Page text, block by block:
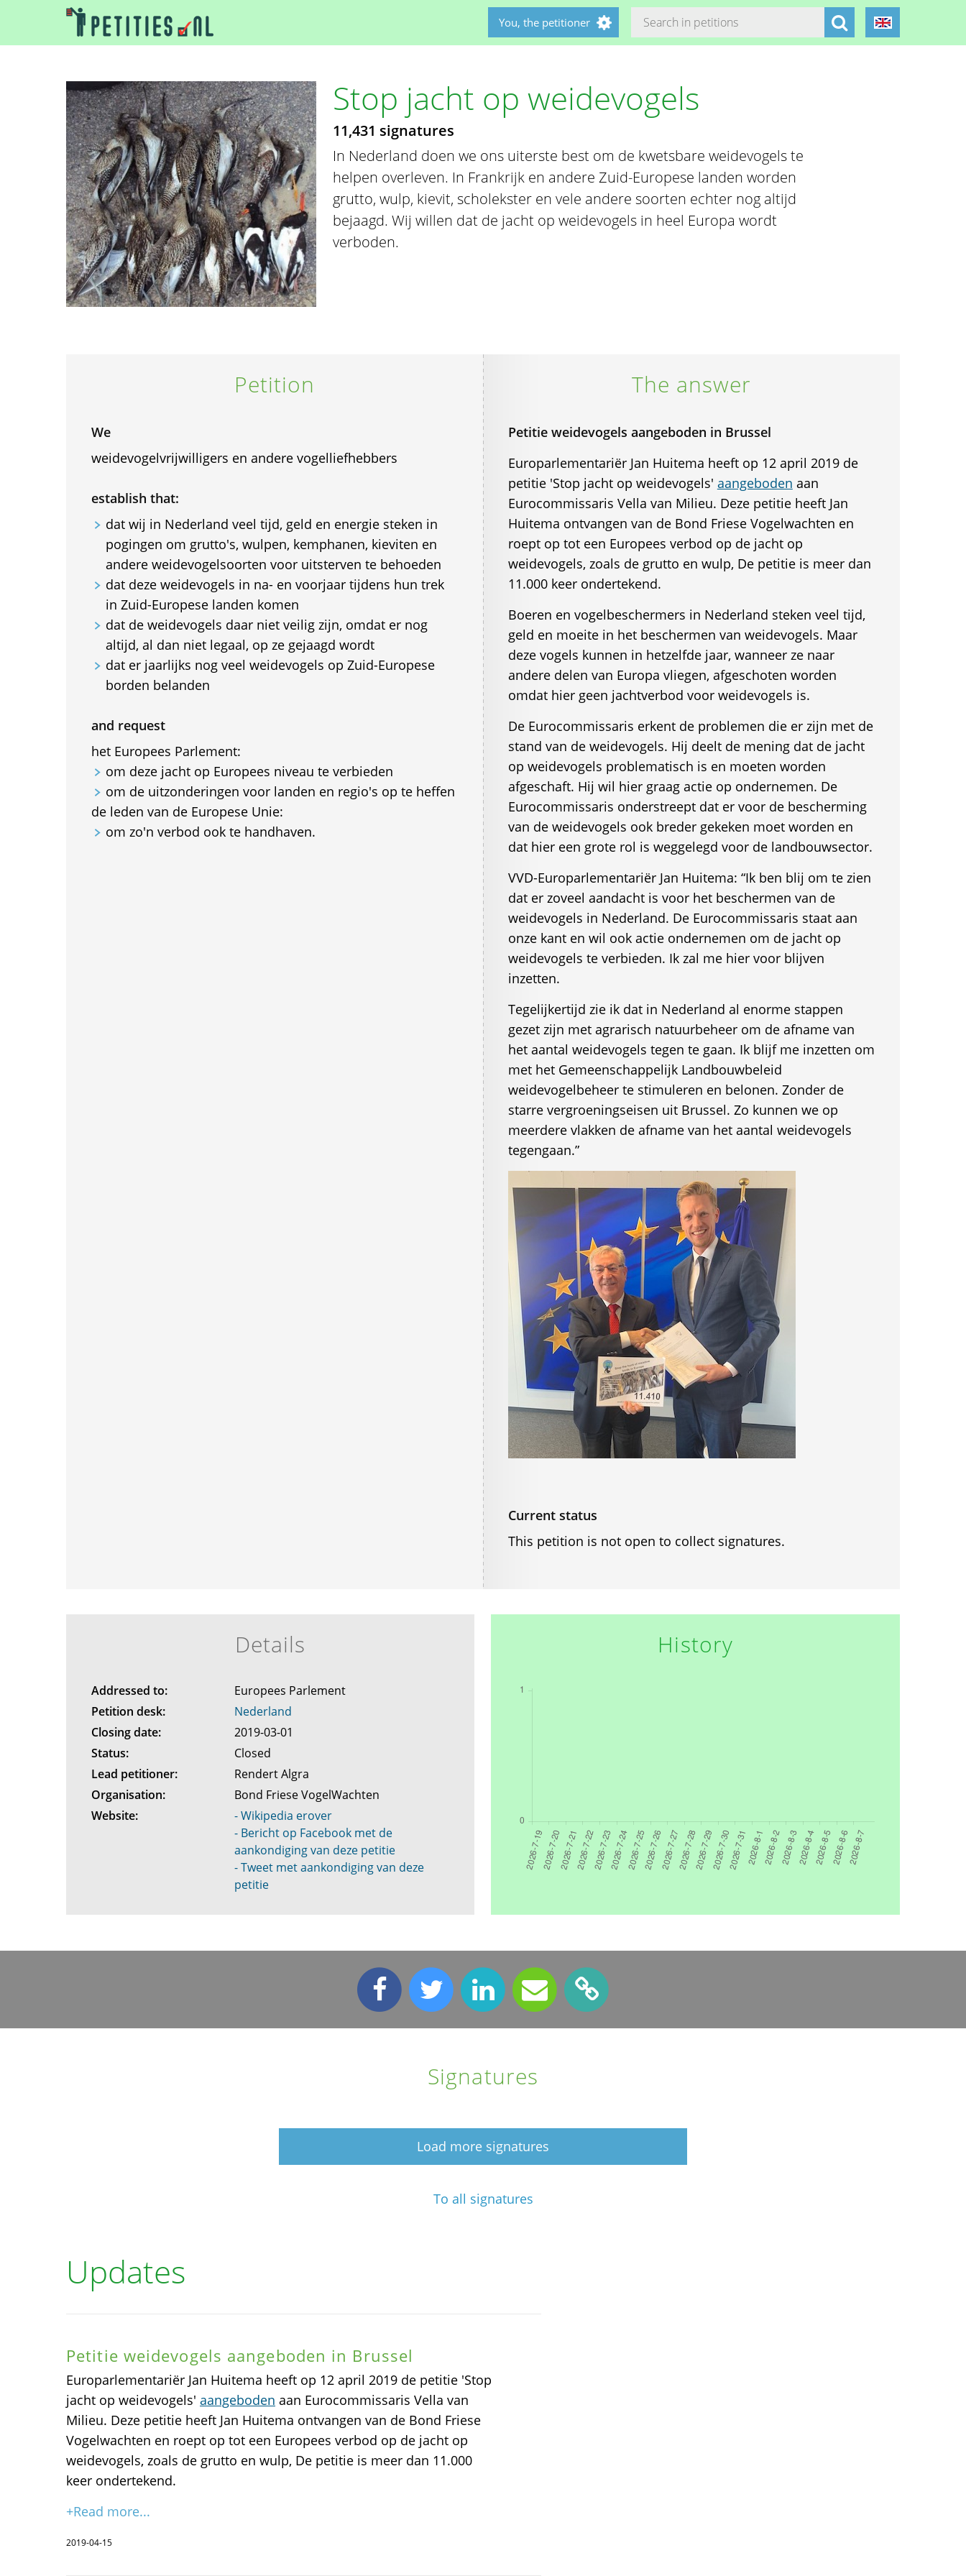
You, the petitioner
Stop jacht op weidevogels
11,431 signatures
In Nederland doen we ons uiterste best om de kwetsbare weidevogels te
helpen overleven. In Frankrijk en andere Zuid-Europese landen worden
grutto, wulp, kievit, scholekster en vele andere soorten echter nog altijd
bejaagd. Wij willen dat de jacht op weidevogels in heel Europa wordt
verboden.
Petition
We
weidevogelvrijwilligers en andere vogelliefhebbers
establish that:
dat wij in Nederland veel tijd, geld en energie steken in
pogingen om grutto's, wulpen, kemphanen, kieviten en
andere weidevogelsoorten voor uitsterven te behoeden
dat deze weidevogels in na- en voorjaar tijdens hun trek
in Zuid-Europese landen komen
dat de weidevogels daar niet veilig zijn, omdat er nog
altijd, al dan niet legaal, op ze gejaagd wordt
dat er jaarlijks nog veel weidevogels op Zuid-Europese
borden belanden
and request
het Europees Parlement:
om deze jacht op Europees niveau te verbieden
om de uitzonderingen voor landen en regio's op te heffen
de leden van de Europese Unie:
om zo'n verbod ook te handhaven.
The answer
Petitie weidevogels aangeboden in Brussel
Europarlementariër Jan Huitema heeft op 12 april 2019 de
petitie 'Stop jacht op weidevogels' aangeboden aan
Eurocommissaris Vella van Milieu. Deze petitie heeft Jan
Huitema ontvangen van de Bond Friese Vogelwachten en
roept op tot een Europees verbod op de jacht op
weidevogels, zoals de grutto en wulp, De petitie is meer dan
11.000 keer ondertekend.
Boeren en vogelbeschermers in Nederland steken veel tijd,
geld en moeite in het beschermen van weidevogels. Maar
deze vogels kunnen in hetzelfde jaar, wanneer ze naar
andere delen van Europa vliegen, afgeschoten worden
omdat hier geen jachtverbod voor weidevogels is.
De Eurocommissaris erkent de problemen die er zijn met de
stand van de weidevogels. Hij deelt de mening dat de jacht
op weidevogels problematisch is en moeten worden
afgeschaft. Hij wil hier graag actie op ondernemen. De
Eurocommissaris onderstreept dat er voor de bescherming
van de weidevogels ook breder gekeken moet worden en
dat hier een grote rol is weggelegd voor de landbouwsector.
VVD-Europarlementariër Jan Huitema: “Ik ben blij om te zien
dat er zoveel aandacht is voor het beschermen van de
weidevogels in Nederland. De Eurocommissaris staat aan
onze kant en wil ook actie ondernemen om de jacht op
weidevogels te verbieden. Ik zal me hier voor blijven
inzetten.
Tegelijkertijd zie ik dat in Nederland al enorme stappen
gezet zijn met agrarisch natuurbeheer om de afname van
het aantal weidevogels tegen te gaan. Ik blijf me inzetten om
met het Gemeenschappelijk Landbouwbeleid
weidevogelbeheer te stimuleren en belonen. Zonder de
starre vergroeningseisen uit Brussel. Zo kunnen we op
meerdere vlakken de afname van het aantal weidevogels
tegengaan.”
Current status
This petition is not open to collect signatures.
Details
Addressed to:
Europees Parlement
Petition desk:
Nederland
Closing date:
2019-03-01
Status:
Closed
Lead petitioner:
Rendert Algra
Organisation:
Bond Friese VogelWachten
Website:
- Wikipedia erover
- Bericht op Facebook met de
aankondiging van deze petitie
- Tweet met aankondiging van deze
petitie
History
Signatures
Load more signatures
To all signatures
Updates
Petitie weidevogels aangeboden in Brussel
Europarlementariër Jan Huitema heeft op 12 april 2019 de petitie 'Stop
jacht op weidevogels' aangeboden aan Eurocommissaris Vella van
Milieu. Deze petitie heeft Jan Huitema ontvangen van de Bond Friese
Vogelwachten en roept op tot een Europees verbod op de jacht op
weidevogels, zoals de grutto en wulp, De petitie is meer dan 11.000
keer ondertekend.
+Read more...
2019-04-15